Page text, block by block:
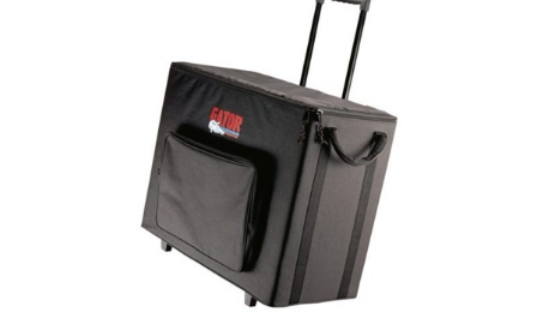
ウクレレ
パーカッション
キーボード 電子ピアノ
その他楽器